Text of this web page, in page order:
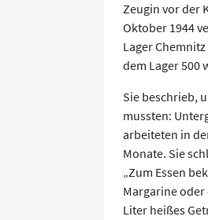
Zeugin vor der
Oktober 1944
Lager
dem Lager 500
Sie beschrieb,
mussten:
arbeiteten in
Monate. Sie
„Zum Essen
Margarine
Liter heißes